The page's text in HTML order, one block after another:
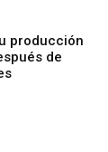
producción
de